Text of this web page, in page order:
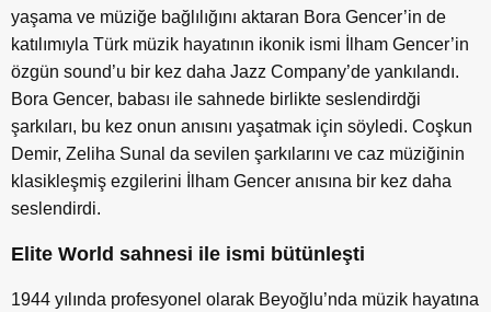
yaşama ve müziğe bağlılığını aktaran Bora Gencer’in de
katılımıyla Türk müzik hayatının ikonik ismi İlham Gencer’in
özgün sound’u bir kez daha Jazz Company’de yankılandı.
Bora Gencer, babası ile sahnede birlikte seslendirdği
şarkıları, bu kez onun anısını yaşatmak için söyledi. Coşkun
Demir, Zeliha Sunal da sevilen şarkılarını ve caz müziğinin
klasikleşmiş ezgilerini İlham Gencer anısına bir kez daha
seslendirdi.
Elite World sahnesi ile ismi bütünleşti
1944 yılında profesyonel olarak Beyoğlu’nda müzik hayatına